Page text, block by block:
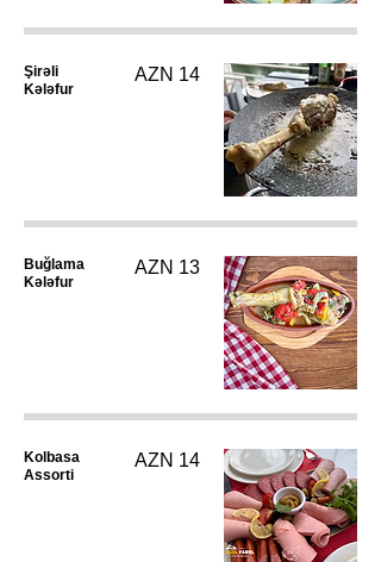
Şirəli
Kələfur
AZN 14
Buğlama
Kələfur
AZN 13
Kolbasa
Assorti
AZN 14